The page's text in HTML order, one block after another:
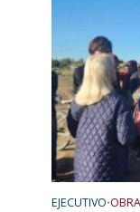
EJECUTIVO•